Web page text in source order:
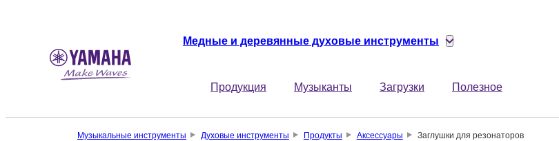
Медные и деревянные духовые инструменты
Продукция Музыканты Загрузки Полезное
Музыкальные инструменты Духовые инструменты Продукты Аксессуары Заглушки для резонаторов